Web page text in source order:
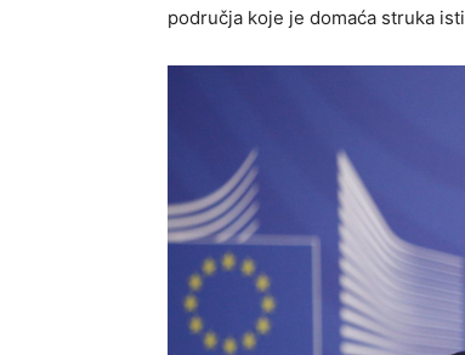
područja koje je domaća struka